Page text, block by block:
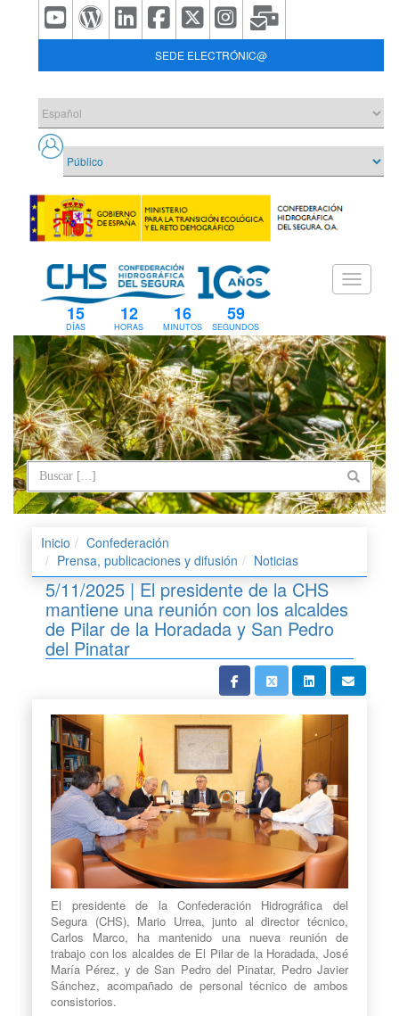
SEDE ELECTRÓNIC@
15
DÍAS
12
HORAS
16
MINUTOS
59
SEGUNDOS
Inicio
Confederación
Prensa, publicaciones y difusión
Noticias
5/11/2025 | El presidente de la CHS
mantiene una reunión con los alcaldes
de Pilar de la Horadada y San Pedro
del Pinatar
El presidente de la Confederación Hidrográfica del
Segura (CHS), Mario Urrea, junto al director técnico,
Carlos Marco, ha mantenido una nueva reunión de
trabajo con los alcaldes de El Pilar de la Horadada, José
María Pérez, y de San Pedro del Pinatar, Pedro Javier
Sánchez, acompañado de personal técnico de ambos
consistorios.